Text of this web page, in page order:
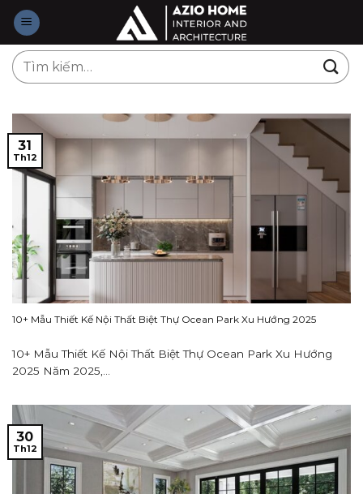
Skip
content
Tìm
kiếm:
10+ Mẫu Thiết Kế Nội Thất Biệt Thự Ocean Park Xu Hướng 2025
10+ Mẫu Thiết Kế Nội Thất Biệt Thự Ocean Park Xu Hướng
2025 Năm 2025,...
31
Th12
30
Th12